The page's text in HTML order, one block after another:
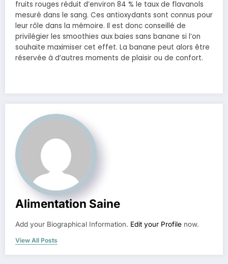
fruits rouges réduit d’environ 84 % le taux de flavanols
mesuré dans le sang. Ces antioxydants sont connus pour
leur rôle dans la mémoire. Il est donc conseillé de
privilégier les smoothies aux baies sans banane si l’on
souhaite maximiser cet effet. La banane peut alors être
réservée à d’autres moments de plaisir ou de confort.
Alimentation Saine
Add your Biographical Information. Edit your Profile now.
View All Posts